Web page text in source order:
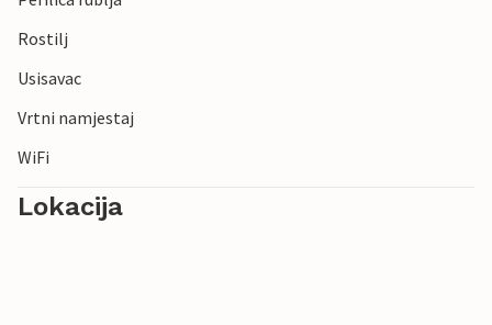
Rostilj
Usisavac
Vrtni namjestaj
WiFi
Lokacija